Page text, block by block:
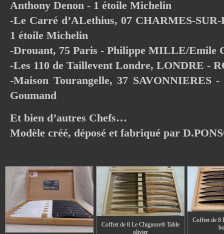
Anthony Denon - 1 étoile Michelin
-Le Carré d’ALethius, 07 CHARMES-
1 étoile Michelin
-Drouant, 75 Paris - Philippe MILLE/Emile
-Les 110 de Taillevent Londre, LONDRE -
-Maison Tourangelle, 37 SAVONNIERES
Goumand
Et bien d’autres Chefs…
Modèle créé, déposé et fabriqué par
Coffret de 8 Le Chignore® Table
olivier
Coffret de 8